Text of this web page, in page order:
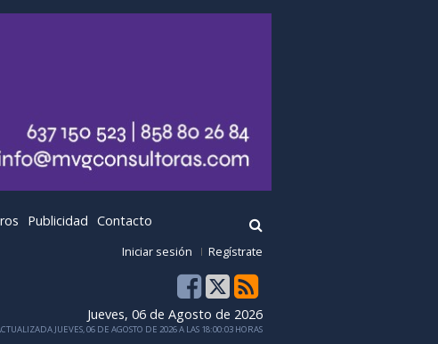
Publicidad Contacto
Iniciar sesión Regístrate
Jueves, 06 de Agosto de 2026
JUEVES, 06 DE AGOSTO DE 2026 A LAS 18:00:03 HORAS